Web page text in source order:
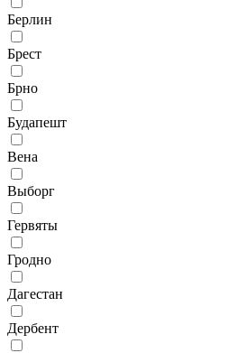
Берлин
Брест
Брно
Будапешт
Вена
Выборг
Гервяты
Гродно
Дагестан
Дербент